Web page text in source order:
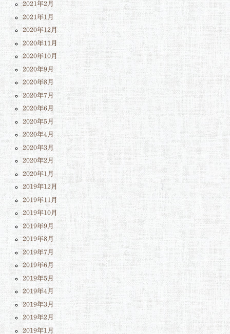
2021年2月
2021年1月
2020年12月
2020年11月
2020年10月
2020年9月
2020年8月
2020年7月
2020年6月
2020年5月
2020年4月
2020年3月
2020年2月
2020年1月
2019年12月
2019年11月
2019年10月
2019年9月
2019年8月
2019年7月
2019年6月
2019年5月
2019年4月
2019年3月
2019年2月
2019年1月